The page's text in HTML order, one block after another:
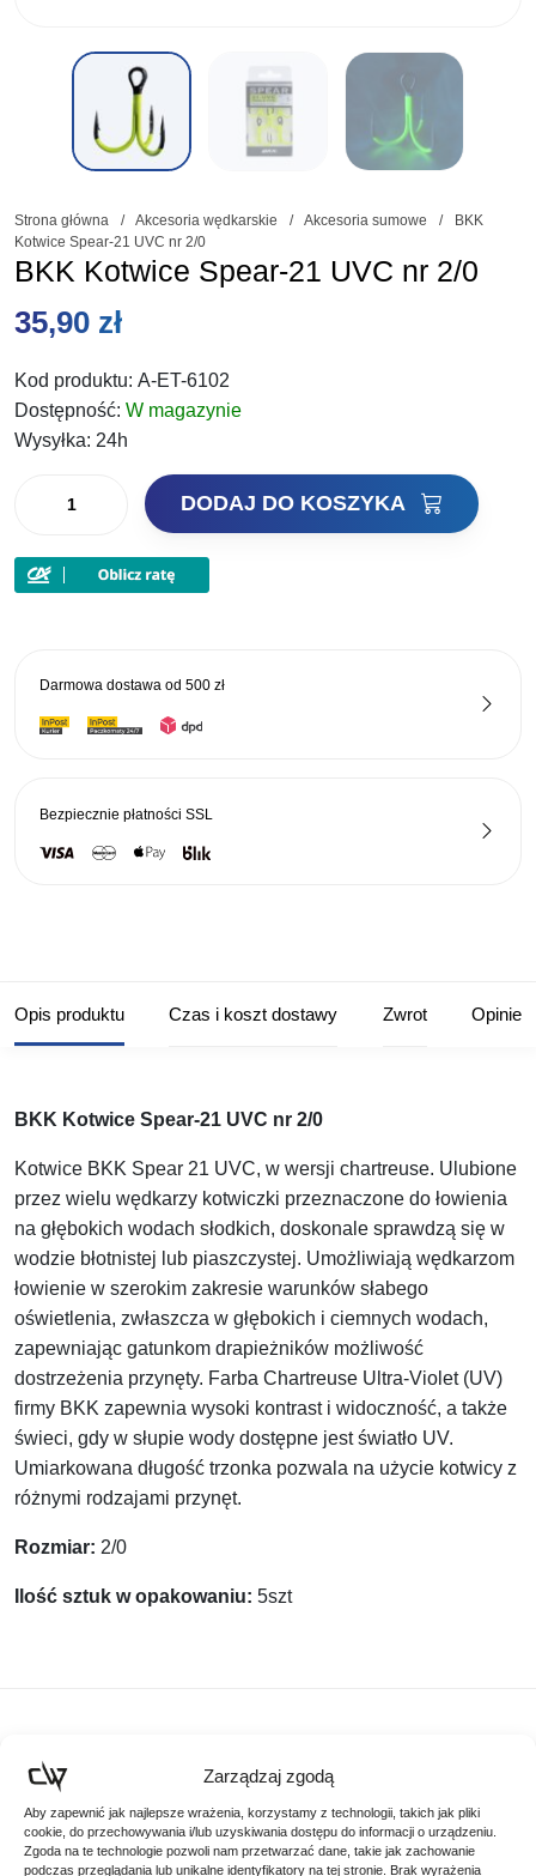
Zarządzaj zgodą
Aby zapewnić jak najlepsze wrażenia, korzystamy z technologii, takich jak pliki
cookie, do przechowywania i/lub uzyskiwania dostępu do informacji o urządzeniu.
Zgoda na te technologie pozwoli nam przetwarzać dane, takie jak zachowanie
podczas przeglądania lub unikalne identyfikatory na tej stronie. Brak wyrażenia
Strona główna / Akcesoria wędkarskie / Akcesoria sumowe /
BKK
Kotwice Spear-21 UVC nr 2/0
BKK Kotwice Spear-21 UVC nr 2/0
35,90 zł
Kod produktu: A-ET-6102
Dostępność: W magazynie
Wysyłka: 24h
Spear-
DODAJ DO KOSZYKA
Darmowa dostawa od 500 zł
Bezpiecznie płatności SSL
Opis produktu Czas i koszt dostawy Zwrot Opinie
BKK Kotwice Spear-21 UVC nr 2/0
Kotwice BKK Spear 21 UVC, w wersji chartreuse. Ulubione
przez wielu wędkarzy kotwiczki przeznaczone do łowienia
na głębokich wodach słodkich, doskonale sprawdzą się w
wodzie błotnistej lub piaszczystej. Umożliwiają wędkarzom
łowienie w szerokim zakresie warunków słabego
oświetlenia, zwłaszcza w głębokich i ciemnych wodach,
zapewniając gatunkom drapieżników możliwość
dostrzeżenia przynęty. Farba Chartreuse Ultra-Violet (UV)
firmy BKK zapewnia wysoki kontrast i widoczność, a także
świeci, gdy w słupie wody dostępne jest światło UV.
Umiarkowana długość trzonka pozwala na użycie kotwicy z
różnymi rodzajami przynęt.
Rozmiar: 2/0
Ilość sztuk w opakowaniu: 5szt
Podobne produkty
Poznaj podobne produkty, które mogą Ci się spodobać